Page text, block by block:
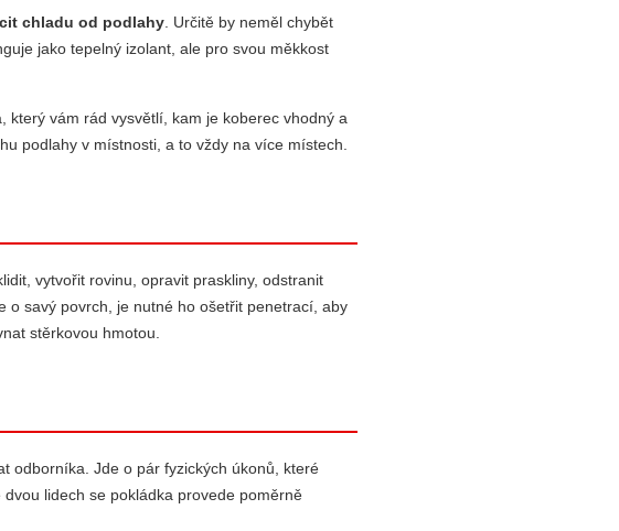
chladu od podlahy . Určitě by neměl chybět
jako tepelný izolant, ale pro svou měkkost
který vám rád vysvětlí, kam je koberec vhodný a
podlahy v místnosti, a to vždy na více místech.
vytvořit rovinu, opravit praskliny, odstranit
o savý povrch, je nutné ho ošetřit penetrací, aby
stěrkovou hmotou.
odborníka. Jde o pár fyzických úkonů, které
lidech se pokládka provede poměrně